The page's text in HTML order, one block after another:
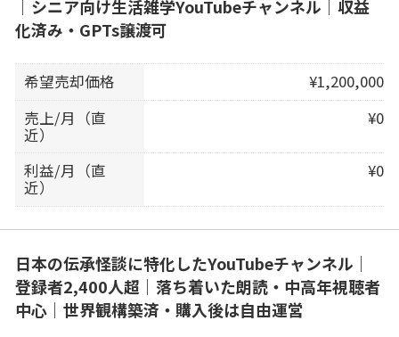
｜シニア向け生活雑学YouTubeチャンネル｜収益
化済み・GPTs譲渡可
希望売却価格
¥1,200,000
売上/月（直
近）
¥0
利益/月（直
近）
¥0
日本の伝承怪談に特化したYouTubeチャンネル｜
登録者2,400人超｜落ち着いた朗読・中高年視聴者
中心｜世界観構築済・購入後は自由運営